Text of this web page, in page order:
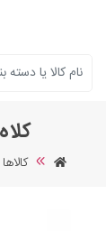
جستجو
کالاها